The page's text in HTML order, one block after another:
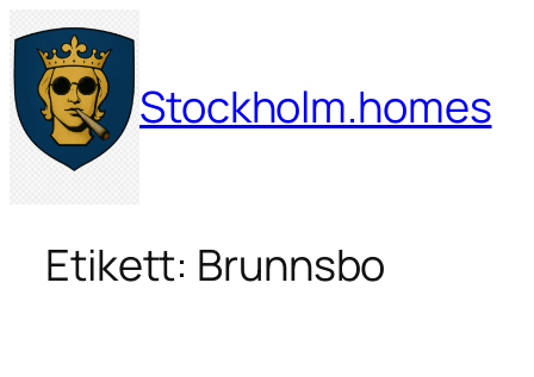
Hoppa
till
innehåll
Stockholm.homes
Etikett: Brunnsbo